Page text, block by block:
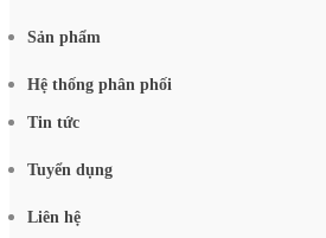
Sản phẩm
Hệ thống phân phối
Tin tức
Tuyển dụng
Liên hệ